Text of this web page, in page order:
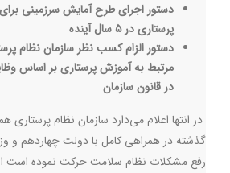
دستور اجرای طرح آمایش سرزمینی
پرستاری در ۵ سال آینده
دستور الزام کسب نظر سازمان نظام
مرتبط به آموزش پرستاری بر اساس
در قانون سازمان
در انتها اعلام می‌دارد سازمان نظام پرستاری
گذشته در همراهی کامل با دولت چهاردهم و
رفع مشکلات نظام سلامت حرکت نموده است